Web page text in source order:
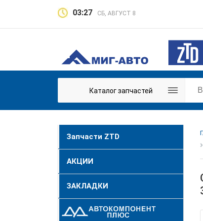
03:27 СБ, АВГУСТ 8
Каталог запчастей
Запчасти ZTD
АКЦИИ
ЗАКЛАДКИ